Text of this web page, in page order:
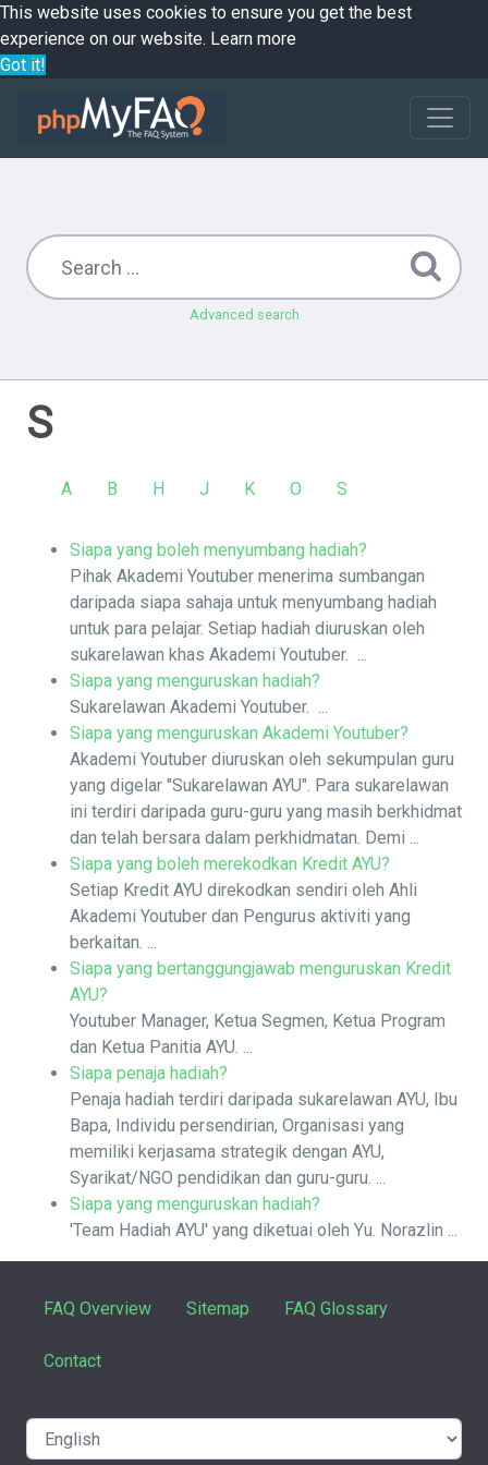
This website uses cookies to ensure you get the best
experience on our website. Learn more
Got it!
Advanced search
S
A B H J K O S
Siapa yang boleh menyumbang hadiah?
Pihak Akademi Youtuber menerima sumbangan
daripada siapa sahaja untuk menyumbang hadiah
untuk para pelajar. Setiap hadiah diuruskan oleh
sukarelawan khas Akademi Youtuber. ...
Siapa yang menguruskan hadiah?
Sukarelawan Akademi Youtuber. ...
Siapa yang menguruskan Akademi Youtuber?
Akademi Youtuber diuruskan oleh sekumpulan guru
yang digelar "Sukarelawan AYU". Para sukarelawan
ini terdiri daripada guru-guru yang masih berkhidmat
dan telah bersara dalam perkhidmatan. Demi ...
Siapa yang boleh merekodkan Kredit AYU?
Setiap Kredit AYU direkodkan sendiri oleh Ahli
Akademi Youtuber dan Pengurus aktiviti yang
berkaitan. ...
Siapa yang bertanggungjawab menguruskan Kredit
AYU?
Youtuber Manager, Ketua Segmen, Ketua Program
dan Ketua Panitia AYU. ...
Siapa penaja hadiah?
Penaja hadiah terdiri daripada sukarelawan AYU, Ibu
Bapa, Individu persendirian, Organisasi yang
memiliki kerjasama strategik dengan AYU,
Syarikat/NGO pendidikan dan guru-guru. ...
Siapa yang menguruskan hadiah?
'Team Hadiah AYU' yang diketuai oleh Yu. Norazlin ...
FAQ Overview Sitemap FAQ Glossary
Contact